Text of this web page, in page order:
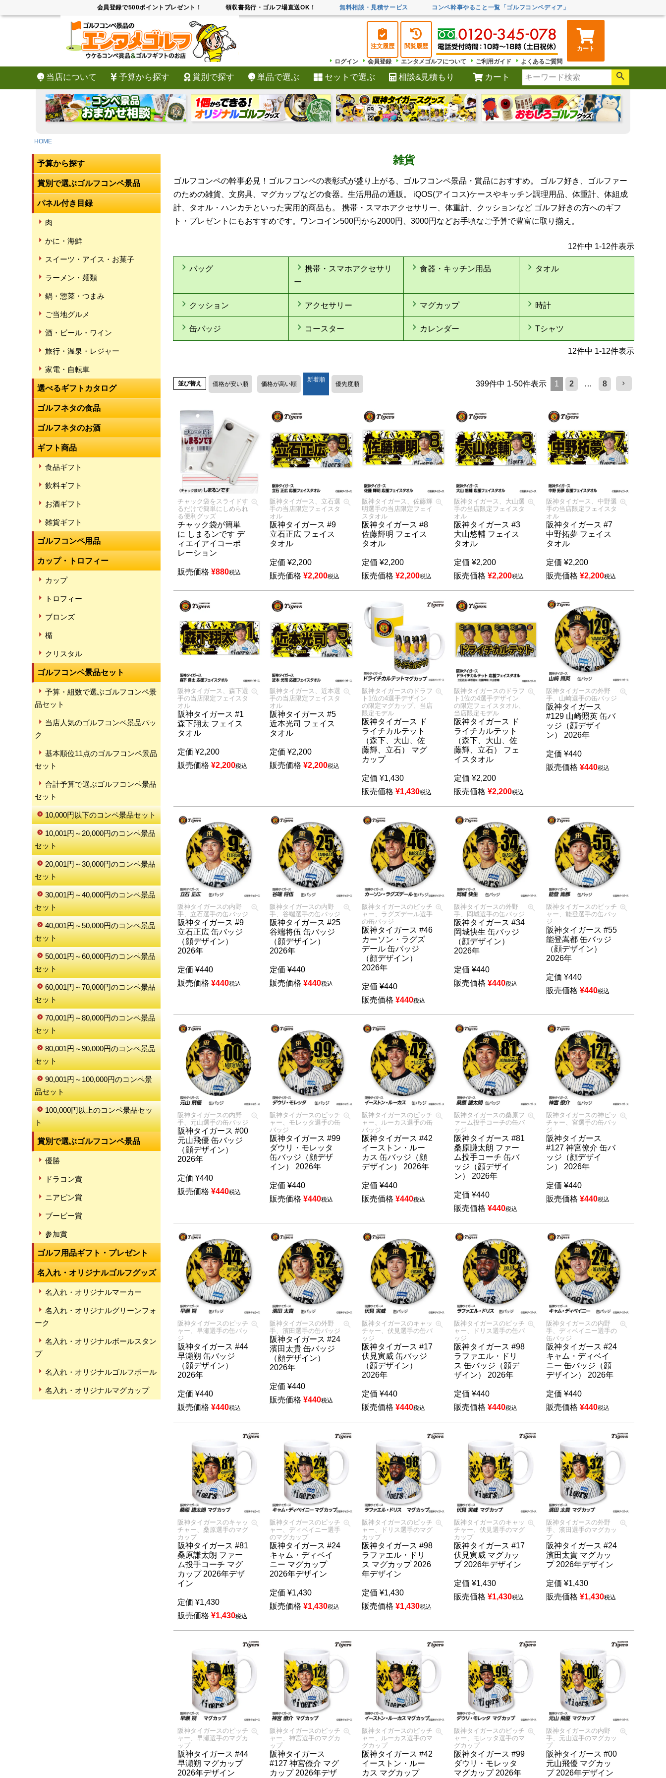
会員登録で500ポイントプレゼント！ 領収書発行・ゴルフ場直送OK！ 無料相談・見積サービス コンペ幹事やること一覧「ゴルフコンペディア」
注文履歴 閲覧履歴
カート
ログイン
会員登録 エンタメゴルフについて ご利用ガイド よくあるご質問
当店について 予算から探す 賞別で探す 単品で選ぶ セットで選ぶ 相談&見積もり カート
検索
HOME
予算から探す
賞別で選ぶゴルフコンペ景品
パネル付き目録
肉
かに・海鮮
スイーツ・アイス・お菓子
ラーメン・麺類
鍋・惣菜・つまみ
ご当地グルメ
酒・ビール・ワイン
旅行・温泉・レジャー
家電・自転車
選べるギフトカタログ
ゴルフネタの食品
ゴルフネタのお酒
ギフト商品
食品ギフト
飲料ギフト
お酒ギフト
雑貨ギフト
ゴルフコンペ用品
カップ・トロフィー
カップ
トロフィー
ブロンズ
楯
クリスタル
ゴルフコンペ景品セット
予算・組数で選ぶゴルフコンペ景
品セット
当店人気のゴルフコンペ景品パッ
ク
基本順位11点のゴルフコンペ景品
セット
合計予算で選ぶゴルフコンペ景品
セット
10,000円以下のコンペ景品セット
10,001円～20,000円のコンペ景品
セット
20,001円～30,000円のコンペ景品
セット
30,001円～40,000円のコンペ景品
セット
40,001円～50,000円のコンペ景品
セット
50,001円～60,000円のコンペ景品
セット
60,001円～70,000円のコンペ景品
セット
70,001円～80,000円のコンペ景品
セット
80,001円～90,000円のコンペ景品
セット
90,001円～100,000円のコンペ景
品セット
100,000円以上のコンペ景品セッ
ト
賞別で選ぶゴルフコンペ景品
優勝
ドラコン賞
ニアピン賞
ブービー賞
参加賞
ゴルフ用品ギフト・プレゼント
名入れ・オリジナルゴルフグッズ
名入れ・オリジナルマーカー
名入れ・オリジナルグリーンフォ
ーク
名入れ・オリジナルボールスタン
プ
名入れ・オリジナルゴルフボール
名入れ・オリジナルマグカップ
雑貨
ゴルフコンペの幹事必見！ゴルフコンペの表彰式が盛り上がる、ゴルフコンペ景品・賞品におすすめ。 ゴルフ好き、ゴルファー
のための雑貨、文房具、マグカップなどの食器。生活用品の通販。 iQOS(アイコス)ケースやキッチン調理用品、体重計、体組成
計、タオル・ハンカチといった実用的商品も。 携帯・スマホアクセサリー、体重計、クッションなど ゴルフ好きの方へのギフ
ト・プレゼントにもおすすめです。ワンコイン500円から2000円、3000円などお手頃なご予算で豊富に取り揃え。
12件中 1-12件表示
バッグ
携帯・スマホアクセサリ
ー
食器・キッチン用品 タオル
クッション アクセサリー マグカップ 時計
缶バッジ コースター カレンダー Tシャツ
12件中 1-12件表示
並び替え 価格が安い順 価格が高い順
新着順
優先度順 399件中 1-50件表示 1 2 … 8
チャック袋をスライドす
るだけで簡単にしめられ
る便利グッズ
チャック袋が簡単
に しまるンです デ
ィエイアイコーポ
レーション
販売価格 ¥880税込
阪神タイガース、立石選
手の当店限定フェイスタ
オル
阪神タイガース #9
立石正広 フェイス
タオル
定価 ¥2,200
販売価格 ¥2,200税込
阪神タイガース、佐藤輝
明選手の当店限定フェイ
スタオル
阪神タイガース #8
佐藤輝明 フェイス
タオル
定価 ¥2,200
販売価格 ¥2,200税込
阪神タイガース、大山選
手の当店限定フェイスタ
オル
阪神タイガース #3
大山悠輔 フェイス
タオル
定価 ¥2,200
販売価格 ¥2,200税込
阪神タイガース、中野選
手の当店限定フェイスタ
オル
阪神タイガース #7
中野拓夢 フェイス
タオル
定価 ¥2,200
販売価格 ¥2,200税込
阪神タイガース、森下選
手の当店限定フェイスタ
オル
阪神タイガース #1
森下翔太 フェイス
タオル
定価 ¥2,200
販売価格 ¥2,200税込
阪神タイガース、近本選
手の当店限定フェイスタ
オル
阪神タイガース #5
近本光司 フェイス
タオル
定価 ¥2,200
販売価格 ¥2,200税込
阪神タイガースのドラフ
ト1位の4選手デザイン
の限定マグカップ、当店
限定モデル
阪神タイガース ド
ライチカルテット
（森下、大山、佐
藤輝、立石） マグ
カップ
定価 ¥1,430
販売価格 ¥1,430税込
阪神タイガースのドラフ
ト1位の4選手デザイン
の限定フェイスタオル、
当店限定モデル
阪神タイガース ド
ライチカルテット
（森下、大山、佐
藤輝、立石） フェ
イスタオル
定価 ¥2,200
販売価格 ¥2,200税込
阪神タイガースの外野
手、山崎選手の缶バッジ
阪神タイガース
#129 山崎照英 缶バ
ッジ（顔デザイ
ン） 2026年
定価 ¥440
販売価格 ¥440税込
阪神タイガースの内野
手、立石選手の缶バッジ
阪神タイガース #9
立石正広 缶バッジ
（顔デザイン）
2026年
定価 ¥440
販売価格 ¥440税込
阪神タイガースの内野
手、谷端選手の缶バッジ
阪神タイガース #25
谷端将伍 缶バッジ
（顔デザイン）
2026年
定価 ¥440
販売価格 ¥440税込
阪神タイガースのピッチ
ャー、ラグズデール選手
の缶バッジ
阪神タイガース #46
カーソン・ラグズ
デール 缶バッジ
（顔デザイン）
2026年
定価 ¥440
販売価格 ¥440税込
阪神タイガースの外野
手、岡城選手の缶バッジ
阪神タイガース #34
岡城快生 缶バッジ
（顔デザイン）
2026年
定価 ¥440
販売価格 ¥440税込
阪神タイガースのピッチ
ャー、能登選手の缶バッ
ジ
阪神タイガース #55
能登嵩都 缶バッジ
（顔デザイン）
2026年
定価 ¥440
販売価格 ¥440税込
阪神タイガースの内野
手、元山選手の缶バッジ
阪神タイガース #00
元山飛優 缶バッジ
（顔デザイン）
2026年
定価 ¥440
販売価格 ¥440税込
阪神タイガースのピッチ
ャー、モレッタ選手の缶
バッジ
阪神タイガース #99
ダウリ・モレッタ
缶バッジ（顔デザ
イン） 2026年
定価 ¥440
販売価格 ¥440税込
阪神タイガースのピッチ
ャー、ルーカス選手の缶
バッジ
阪神タイガース #42
イーストン・ルー
カス 缶バッジ（顔
デザイン） 2026年
定価 ¥440
販売価格 ¥440税込
阪神タイガースの桑原フ
ァーム投手コーチの缶バ
ッジ
阪神タイガース #81
桑原謙太朗 ファー
ム投手コーチ 缶バ
ッジ（顔デザイ
ン） 2026年
定価 ¥440
販売価格 ¥440税込
阪神タイガースの神ピッ
チャー、宮選手の缶バッ
ジ
阪神タイガース
#127 神宮僚介 缶バ
ッジ（顔デザイ
ン） 2026年
定価 ¥440
販売価格 ¥440税込
阪神タイガースのピッチ
ャー、早瀬選手の缶バッ
ジ
阪神タイガース #44
早瀬朔 缶バッジ
（顔デザイン）
2026年
定価 ¥440
販売価格 ¥440税込
阪神タイガースの外野
手、濱田選手の缶バッジ
阪神タイガース #24
濱田太貴 缶バッジ
（顔デザイン）
2026年
定価 ¥440
販売価格 ¥440税込
阪神タイガースのキャッ
チャー、伏見選手の缶バ
ッジ
阪神タイガース #17
伏見寅威 缶バッジ
（顔デザイン）
2026年
定価 ¥440
販売価格 ¥440税込
阪神タイガースのピッチ
ャー、ドリス選手の缶バ
ッジ
阪神タイガース #98
ラファエル・ドリ
ス 缶バッジ（顔デ
ザイン） 2026年
定価 ¥440
販売価格 ¥440税込
阪神タイガースの内野
手、ディベイニー選手の
缶バッジ
阪神タイガース #24
キャム・ディベイ
ニー 缶バッジ（顔
デザイン） 2026年
定価 ¥440
販売価格 ¥440税込
阪神タイガースのキャッ
チャー、桑原選手のマグ
カップ
阪神タイガース #81
桑原謙太朗 ファー
ム投手コーチ マグ
カップ 2026年デザ
イン
定価 ¥1,430
販売価格 ¥1,430税込
阪神タイガースのピッチ
ャー、ディベイニー選手
のマグカップ
阪神タイガース #24
キャム・ディベイ
ニー マグカップ
2026年デザイン
定価 ¥1,430
販売価格 ¥1,430税込
阪神タイガースのピッチ
ャー、ドリス選手のマグ
カップ
阪神タイガース #98
ラファエル・ドリ
ス マグカップ 2026
年デザイン
定価 ¥1,430
販売価格 ¥1,430税込
阪神タイガースのキャッ
チャー、伏見選手のマグ
カップ
阪神タイガース #17
伏見寅威 マグカッ
プ 2026年デザイン
定価 ¥1,430
販売価格 ¥1,430税込
阪神タイガースの外野
手、濱田選手のマグカッ
プ
阪神タイガース #24
濱田太貴 マグカッ
プ 2026年デザイン
定価 ¥1,430
販売価格 ¥1,430税込
阪神タイガースのピッチ
ャー、早瀬選手のマグカ
ップ
阪神タイガース #44
早瀬朔 マグカップ
2026年デザイン
阪神タイガースのピッチ
ャー、神宮選手のマグカ
ップ
阪神タイガース
#127 神宮僚介 マグ
カップ 2026年デザ
阪神タイガースのピッチ
ャー、ルーカス選手のマ
グカップ
阪神タイガース #42
イーストン・ルー
カス マグカップ
阪神タイガースのピッチ
ャー、モレッタ選手のマ
グカップ
阪神タイガース #99
ダウリ・モレッタ
マグカップ 2026年
阪神タイガースの内野
手、元山選手のマグカッ
プ
阪神タイガース #00
元山飛優 マグカッ
プ 2026年デザイン